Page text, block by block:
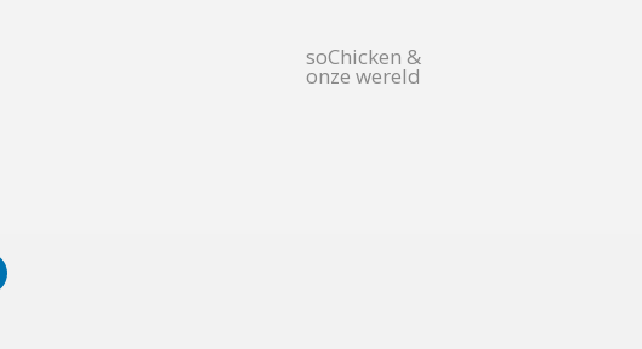
soChicken &
onze wereld